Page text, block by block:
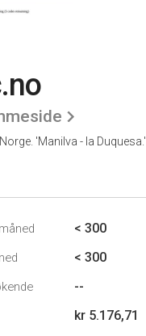
'Manilva - la Duquesa.'
< 300
< 300
--
kr 5.176,71